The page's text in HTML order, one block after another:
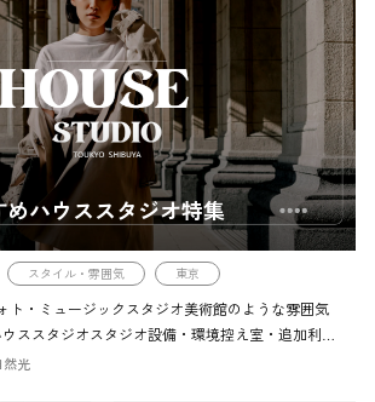
ハウススタジオ特集
スタイル・雰囲気 東京
ト・ミュージックスタジオ美術館のような雰囲気
ススタジオスタジオ設備・環境控え室・追加利用
新情報・利用シーンご予約・お問い合わせ②
然光